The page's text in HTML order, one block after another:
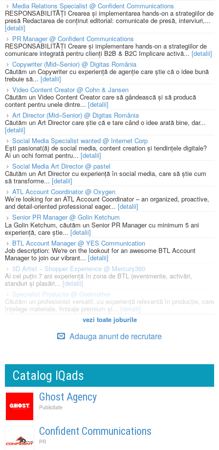
Media Relations Specialist @ Confident Communications
RESPONSABILITĂȚI Crearea și implementarea hands-on a strategiilor de
presă Redactarea de conținut editorial: comunicate de presă, interviuri,...
[detalii]
PR Manager @ Confident Communications
RESPONSABILITĂȚI Creare și implementare hands-on a strategiilor de
comunicare integrată pentru clienți B2B & B2C Implicare activă... [detalii]
Copywriter (Mid–Senior) @ Digitas România
Căutăm un Copywriter cu experiență de agenție care știe că o idee bună
trebuie să... [detalii]
Video Content Creator @ Cohn & Jansen
Căutăm un Video Content Creator care să gândească și să producă
content pentru unele dintre... [detalii]
Art Director (Mid–Senior) @ Digitas România
Căutăm un Art Director care știe că e tare când o idee arată bine, dar...
[detalii]
Social Media Specialist wanted @ Internet Corp
Ești pasionat(ă) de social media, content creation și tendințele digitale?
Ai un ochi format pentru... [detalii]
Social Media Art Director @ pastel
Căutăm un Art Director cu experiență în social media, care să știe cum
să transforme... [detalii]
ATL Account Coordinator @ Oxygen
We’re looking for an ATL Account Coordinator – an organized, proactive,
and detail-oriented professional eager... [detalii]
Senior PR Manager @ Golin Ketchum
La Golin Ketchum, căutăm un Senior PR Manager cu minimum 5 ani
experiență, care știe... [detalii]
BTL Account Manager @ YES Communication
Job description: We're on the lookout for an awesome BTL Account
Manager to join our vibrant... [detalii]
3D Artist – Shopper Experience @ Mercury360
Ai cel puțin 7 ani experiență în zona de BTL (evenimente, activări,
standuri și plasări...[detalii]
Specialist Productie @ Godmother
Căutăm un profesionist versatil, cu experiență relevantă în producție, care
înțelege materiale, finisaje premium și... [detalii]
vezi toate joburile
Adauga anunt de recrutare
Catalog IQads
Ghost Agency
Publicitate
Confident Communications
PR